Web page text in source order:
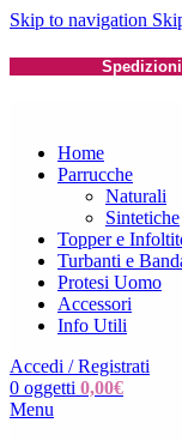
Skip to navigation
Home
Parrucche
Naturali
Sintetiche
Topper e
Turbanti e
Protesi Uomo
Accessori
Info Utili
Accedi / Registrati
0 oggetti 0,00€
Menu